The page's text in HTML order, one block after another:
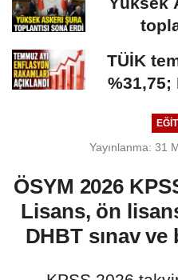
TÜİK
%31,75;
Yayınlanma: 31
ÖSYM 2026
Lisans, ön
DHBT sınav